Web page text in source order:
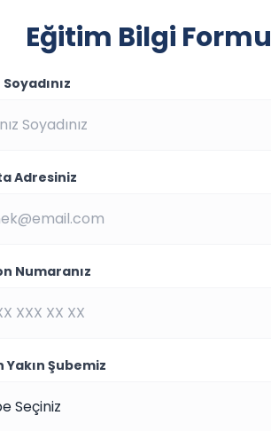
Eğitim Bilgi Formu
Soyadınız
Adresiniz
Numaranız
Yakın Şubemiz